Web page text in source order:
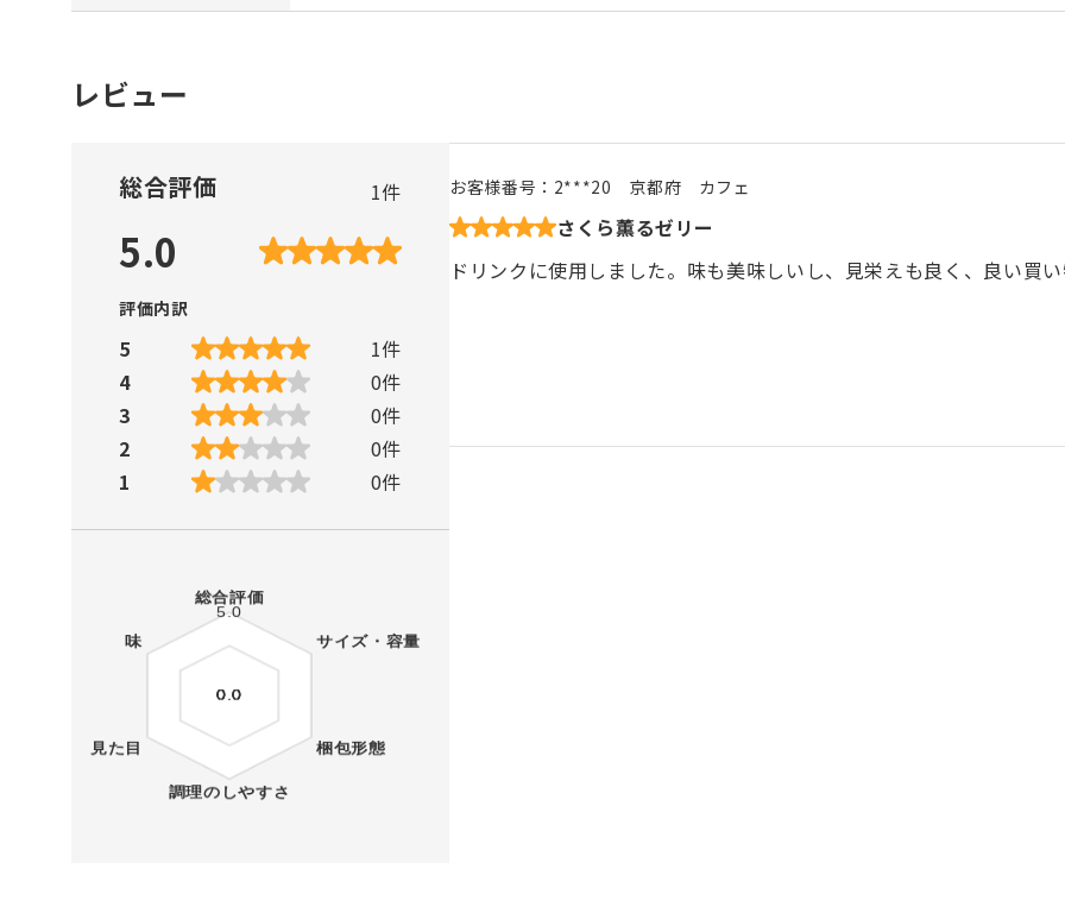
レビュー
総合評価 1件
5.0
評価内訳
5 1件
4
0件
3
0件
2
0件
1
0件
お客様番号： 2***20 京都府 カフェ
さくら薫るゼリー
ドリンクに使用しました。味も美味しいし、見栄えも良く、良い買い